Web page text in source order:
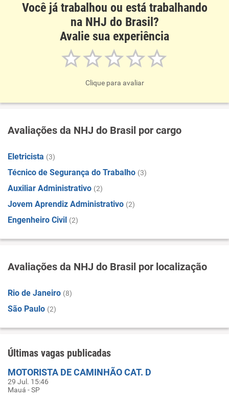
Você já trabalhou ou está trabalhando
na NHJ do Brasil?
Avalie sua experiência
Clique para avaliar
Avaliações da NHJ do Brasil por cargo
Eletricista (3)
Técnico de Segurança do Trabalho (3)
Auxiliar Administrativo (2)
Jovem Aprendiz Administrativo (2)
Engenheiro Civil (2)
Avaliações da NHJ do Brasil por localização
Rio de Janeiro (8)
São Paulo (2)
Últimas vagas publicadas
MOTORISTA DE CAMINHÃO CAT. D
29 Jul. 15:46
Mauá - SP